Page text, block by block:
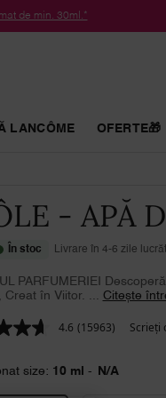
de min. 30ml.*
LANCÔME OFERTE🎁
- APĂ
În stoc Livrare în 4-6 zile
PARFUMERIEI
Creat în Viitor. ... Citește
4.6 Citiți
de
recenzii.
(15963) Scrieţi
size: 10 ml - N/A